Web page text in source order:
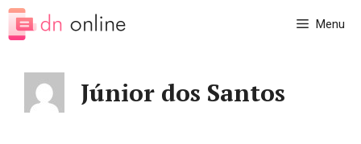
Pular
para
Menu
Júnior dos Santos